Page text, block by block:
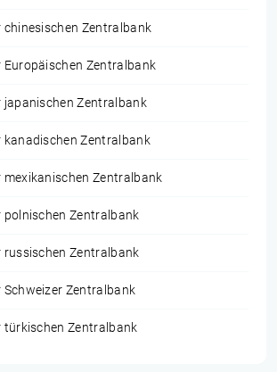
chinesischen Zentralbank
Europäischen Zentralbank
japanischen Zentralbank
kanadischen Zentralbank
mexikanischen Zentralbank
polnischen Zentralbank
russischen Zentralbank
Zentralbank
türkischen Zentralbank